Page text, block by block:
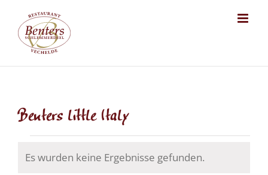
content
Benters little Italy
Veranstaltungen
Hinweis
Es wurden keine Ergebnisse gefunden.